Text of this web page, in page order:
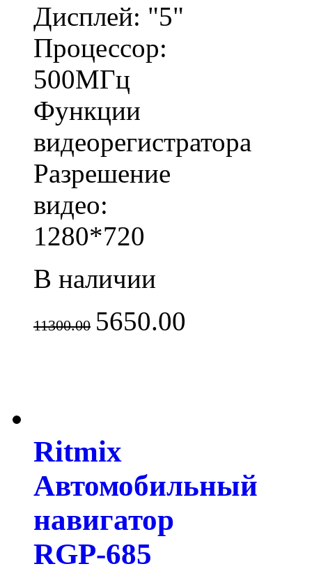
Дисплей: "5"
Процессор:
500МГц
Функции
видеорегистратора
Разрешение
видео:
1280*720
В наличии
11300.00 5650.00
Ritmix
Автомобильный
навигатор
RGP-685